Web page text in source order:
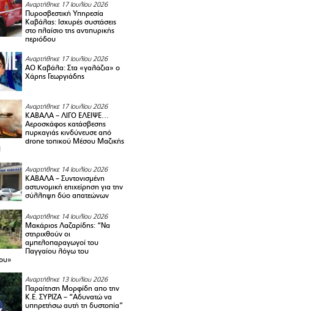
Αναρτήθηκε 17 Ιουλίου 2026
Πυροσβεστική Υπηρεσία
Καβάλας: Ισχυρές συστάσεις
στο πλαίσιο της αντιπυρικής
περιόδου
Αναρτήθηκε 17 Ιουλίου 2026
ΑΟ Καβάλα: Στα «γαλάζια» ο
Χάρης Γεωργιάδης
Αναρτήθηκε 17 Ιουλίου 2026
ΚΑΒΑΛΑ – ΛΙΓΟ ΕΛΕΙΨΕ…
Αεροσκάφος κατάσβεσης
πυρκαγιάς κινδύνευσε από
drone τοπικού Μέσου Μαζικής
Αναρτήθηκε 14 Ιουλίου 2026
ΚΑΒΑΛΑ – Συντονισμένη
αστυνομική επιχείρηση για την
σύλληψη δύο απατεώνων
Αναρτήθηκε 14 Ιουλίου 2026
Μακάριος Λαζαρίδης: “Να
στηριχθούν οι
αμπελοπαραγωγοί του
Παγγαίου λόγω του
Αναρτήθηκε 13 Ιουλίου 2026
Παραίτηση Μορφίδη απο την
Κ.Ε. ΣΥΡΙΖΑ – “Αδυνατώ να
υπηρετήσω αυτή τη δυστοπία”